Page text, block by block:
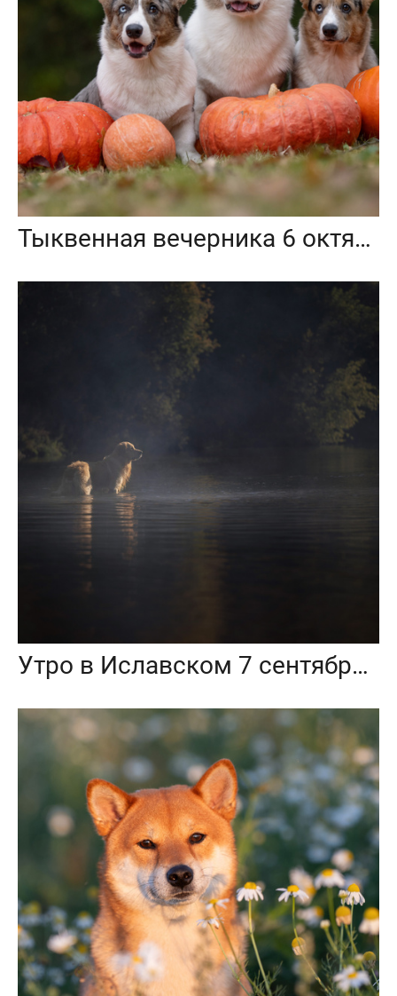
Тыквенная вечерника 6 октября 2024
Утро в Иславском 7 сентября 2024